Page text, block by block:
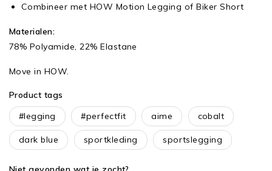
Combineer met HOW Motion Legging of Biker Short
Materialen:
78% Polyamide, 22% Elastane
Move in HOW.
Product tags
#legging
#perfectfit aime cobalt
dark blue sportkleding sportslegging